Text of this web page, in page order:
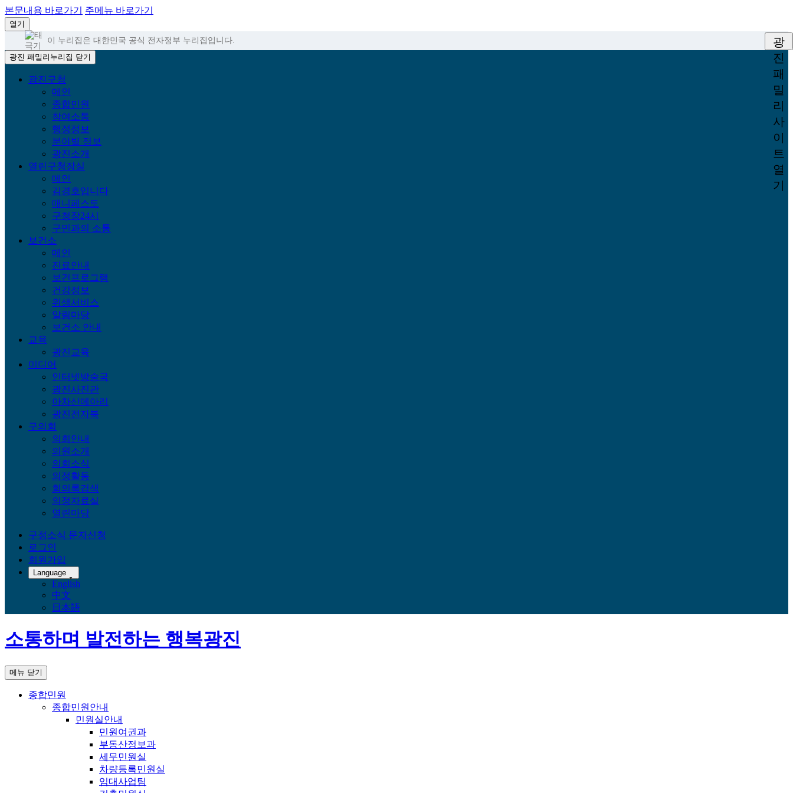
본문내용 바로가기 주메뉴 바로가기
열기
이 누리집은 대한민국 공식 전자정부 누리집입니다.
광진 패밀리누리집 닫기
광진구청
메인
종합민원
참여소통
행정정보
분야별 정보
광진소개
열린구청장실
메인
김경호입니다
매니페스토
구청장24시
구민과의 소통
보건소
메인
진료안내
보건프로그램
건강정보
위생서비스
알림마당
보건소 안내
교육
광진교육
미디어
인터넷방송국
광진사진관
아차산메아리
광진전자북
구의회
의회안내
의원소개
의회소식
의정활동
회의록검색
의정자료실
열린마당
구정소식 문자신청
로그인
회원가입
Language
English
中文
日本語
광
진
패
밀
리
사
이
트
열
기
소통하며 발전하는 행복광진
메뉴 닫기
종합민원
종합민원안내
민원실안내
민원여권과
부동산정보과
세무민원실
차량등록민원실
임대사업팀